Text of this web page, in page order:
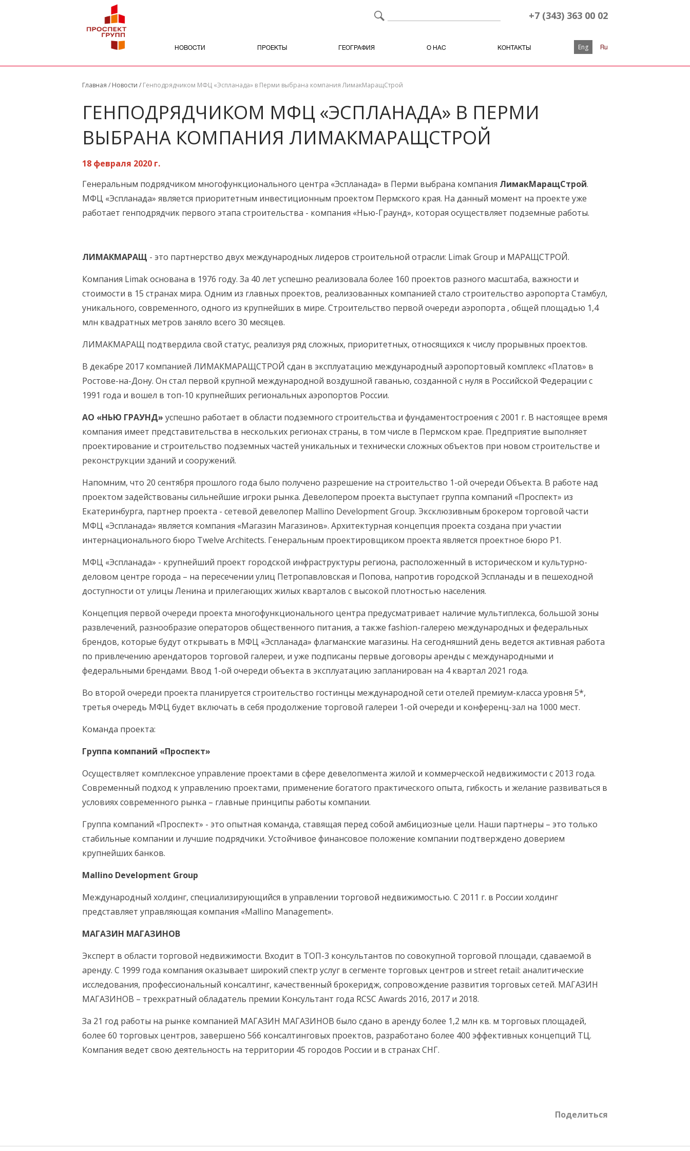
+7 (343) 363 00 02
НОВОСТИ ПРОЕКТЫ ГЕОГРАФИЯ О НАС КОНТАКТЫ Eng Ru
Главная / Новости / Генподрядчиком МФЦ «Эспланада» в Перми выбрана компания ЛимакМаращСтрой
ГЕНПОДРЯДЧИКОМ МФЦ «ЭСПЛАНАДА» В ПЕРМИ
ВЫБРАНА КОМПАНИЯ ЛИМАКМАРАЩСТРОЙ
18 февраля 2020 г.
Генеральным подрядчиком многофункционального центра «Эспланада» в Перми выбрана компания ЛимакМаращСтрой.
МФЦ «Эспланада» является приоритетным инвестиционным проектом Пермского края. На данный момент на проекте уже
работает генподрядчик первого этапа строительства - компания «Нью-Граунд», которая осуществляет подземные работы.
ЛИМАКМАРАЩ - это партнерство двух международных лидеров строительной отрасли: Limak Group и МАРАЩСТРОЙ.
Компания Limak основана в 1976 году. За 40 лет успешно реализовала более 160 проектов разного масштаба, важности и
стоимости в 15 странах мира. Одним из главных проектов, реализованных компанией стало строительство аэропорта Стамбул,
уникального, современного, одного из крупнейших в мире. Строительство первой очереди аэропорта , общей площадью 1,4
млн квадратных метров заняло всего 30 месяцев.
ЛИМАКМАРАЩ подтвердила свой статус, реализуя ряд сложных, приоритетных, относящихся к числу прорывных проектов.
В декабре 2017 компанией ЛИМАКМАРАЩСТРОЙ сдан в эксплуатацию международный аэропортовый комплекс «Платов» в
Ростове-на-Дону. Он стал первой крупной международной воздушной гаванью, созданной с нуля в Российской Федерации с
1991 года и вошел в топ-10 крупнейших региональных аэропортов России.
АО «НЬЮ ГРАУНД» успешно работает в области подземного строительства и фундаментостроения с 2001 г. В настоящее время
компания имеет представительства в нескольких регионах страны, в том числе в Пермском крае. Предприятие выполняет
проектирование и строительство подземных частей уникальных и технически сложных объектов при новом строительстве и
реконструкции зданий и сооружений.
Напомним, что 20 сентября прошлого года было получено разрешение на строительство 1-ой очереди Объекта. В работе над
проектом задействованы сильнейшие игроки рынка. Девелопером проекта выступает группа компаний «Проспект» из
Екатеринбурга, партнер проекта - сетевой девелопер Mallino Development Group. Эксклюзивным брокером торговой части
МФЦ «Эспланада» является компания «Магазин Магазинов». Архитектурная концепция проекта создана при участии
интернационального бюро Twelve Architects. Генеральным проектировщиком проекта является проектное бюро P1.
МФЦ «Эспланада» - крупнейший проект городской инфраструктуры региона, расположенный в историческом и культурно-
деловом центре города – на пересечении улиц Петропавловская и Попова, напротив городской Эспланады и в пешеходной
доступности от улицы Ленина и прилегающих жилых кварталов с высокой плотностью населения.
Концепция первой очереди проекта многофункционального центра предусматривает наличие мультиплекса, большой зоны
развлечений, разнообразие операторов общественного питания, а также fashion-галерею международных и федеральных
брендов, которые будут открывать в МФЦ «Эспланада» флагманские магазины. На сегодняшний день ведется активная работа
по привлечению арендаторов торговой галереи, и уже подписаны первые договоры аренды с международными и
федеральными брендами. Ввод 1-ой очереди объекта в эксплуатацию запланирован на 4 квартал 2021 года.
Во второй очереди проекта планируется строительство гостинцы международной сети отелей премиум-класса уровня 5*,
третья очередь МФЦ будет включать в себя продолжение торговой галереи 1-ой очереди и конференц-зал на 1000 мест.
Команда проекта:
Группа компаний «Проспект»
Осуществляет комплексное управление проектами в сфере девелопмента жилой и коммерческой недвижимости с 2013 года.
Современный подход к управлению проектами, применение богатого практического опыта, гибкость и желание развиваться в
условиях современного рынка – главные принципы работы компании.
Группа компаний «Проспект» - это опытная команда, ставящая перед собой амбициозные цели. Наши партнеры – это только
стабильные компании и лучшие подрядчики. Устойчивое финансовое положение компании подтверждено доверием
крупнейших банков.
Mallino Development Group
Международный холдинг, специализирующийся в управлении торговой недвижимостью. С 2011 г. в России холдинг
представляет управляющая компания «Mallino Management».
МАГАЗИН МАГАЗИНОВ
Эксперт в области торговой недвижимости. Входит в ТОП-3 консультантов по совокупной торговой площади, сдаваемой в
аренду. С 1999 года компания оказывает широкий спектр услуг в сегменте торговых центров и street retail: аналитические
исследования, профессиональный консалтинг, качественный брокеридж, сопровождение развития торговых сетей. МАГАЗИН
МАГАЗИНОВ – трехкратный обладатель премии Консультант года RCSC Awards 2016, 2017 и 2018.
За 21 год работы на рынке компанией МАГАЗИН МАГАЗИНОВ было сдано в аренду более 1,2 млн кв. м торговых площадей,
более 60 торговых центров, завершено 566 консалтинговых проектов, разработано более 400 эффективных концепций ТЦ.
Компания ведет свою деятельность на территории 45 городов России и в странах СНГ.
Поделиться